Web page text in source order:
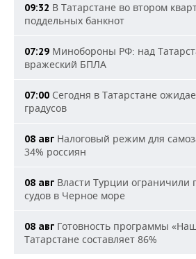
09:32 В Татарстане во втором
поддельных банкнот
07:29 Минобороны РФ: над
вражеский БПЛА
07:00 Сегодня в Татарстане
градусов
08 авг Налоговый режим для
34% россиян
08 авг Власти Турции ограничили
судов в Черное море
08 авг Готовность программы
Татарстане составляет 86%